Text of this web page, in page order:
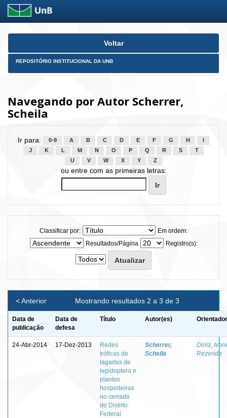
Skip
Voltar
REPOSITÓRIO INSTITUCIONAL DA UNB
Navegando por Autor Scherrer,
Scheila
Ir para: 0-9 A B C D E F G H
J
K L M N O P Q R S
T
U
V W X Y Z
ou entre com as primeiras letras:
Classificar por:
Em ordem:
Resultados/Página
Registro(s):
Mostrando resultados 2 a 3 de 3
< Anterior
Data de
publicação
Data de
defesa
Título Autor(es)
24-Abr-2014 17-Dez-2013
Redes
tróficas de
lagartas de
lepidoptera e
plantas
hospedeiras
no cerrado
do Distrito
Federal
Scherrer,
Scheila
Diniz,
Rezende